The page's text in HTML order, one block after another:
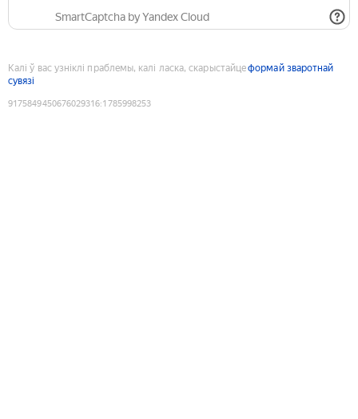
SmartCaptcha by Yandex Cloud
Калі ў вас узніклі праблемы, калі ласка, скарыстайцеформай зваротнай
сувязі
9175849450676029316:1785998253